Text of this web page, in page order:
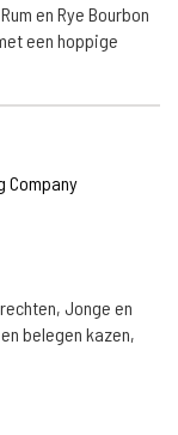
en Rye Bourbon
een hoppige
Company
Jonge en
belegen kazen,